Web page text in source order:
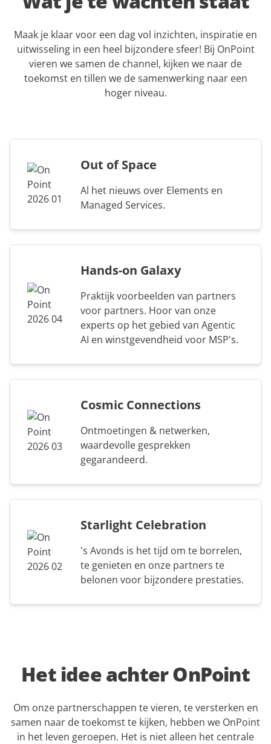
expert
aan
Maak je klaar voor een dag vol inzichten, inspiratie en
uitwisseling in een heel bijzondere sfeer! Bij OnPoint
vieren we samen de channel, kijken we naar de
toekomst en tillen we de samenwerking naar een
hoger niveau.
Out of Space
Al het nieuws over Elements en
Managed Services.
Hands-on Galaxy
Praktijk voorbeelden van partners
voor partners. Hoor van onze
experts op het gebied van Agentic
AI en winstgevendheid voor MSP's.
Cosmic Connections
Ontmoetingen & netwerken,
waardevolle gesprekken
gegarandeerd.
Starlight Celebration
's Avonds is het tijd om te borrelen,
te genieten en onze partners te
belonen voor bijzondere prestaties.
Het idee achter OnPoint
Om onze partnerschappen te vieren, te versterken en
samen naar de toekomst te kijken, hebben we OnPoint
in het leven geroepen. Het is niet alleen het centrale